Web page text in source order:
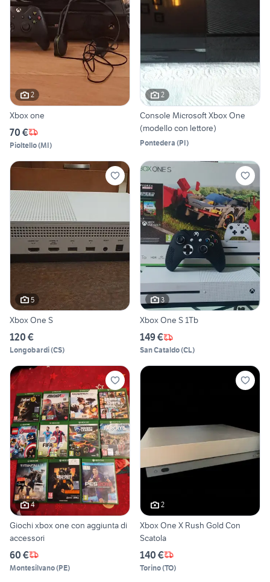
2
Xbox one
70 €
Pioltello(MI)
2
Console Microsoft Xbox One
(modello con lettore)
Pontedera (PI)
5
Xbox One S
120 €
Longobardi(CS)
3
Xbox One S 1Tb
149 €
San Cataldo(CL)
4
Giochi xbox one con aggiunta di
accessori
60 €
Montesilvano(PE)
2
Xbox One X Rush Gold Con
Scatola
140 €
Torino(TO)